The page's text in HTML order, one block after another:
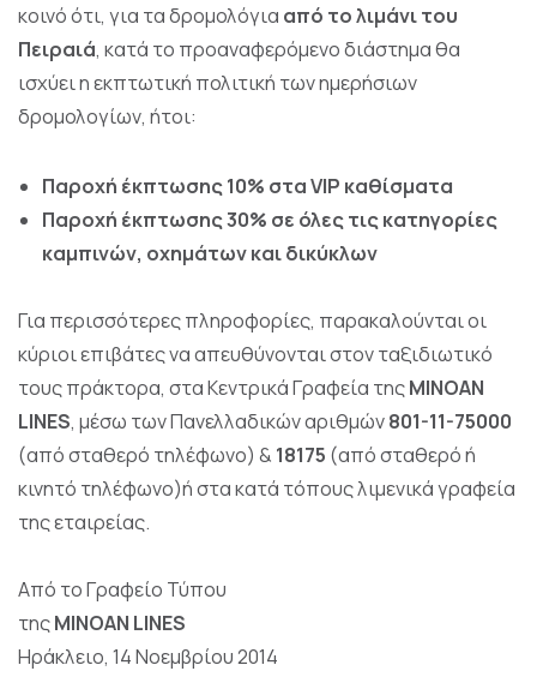
κοινό ότι, για τα δρομολόγια από το λιμάνι του
Πειραιά, κατά το προαναφερόμενο διάστημα θα
ισχύει η εκπτωτική πολιτική των ημερήσιων
δρομολογίων, ήτοι:
Παροχή έκπτωσης 10% στα VIP καθίσματα
Παροχή έκπτωσης 30% σε όλες τις κατηγορίες
καμπινών, οχημάτων και δικύκλων
Για περισσότερες πληροφορίες, παρακαλούνται οι
κύριοι επιβάτες να απευθύνονται στον ταξιδιωτικό
τους πράκτορα, στα Κεντρικά Γραφεία τηςMINOAN
LINES, μέσω των Πανελλαδικών αριθμών801-11-75000
(από σταθερό τηλέφωνο) & 18175 (από σταθερό ή
κινητό τηλέφωνο)ή στα κατά τόπους λιμενικά γραφεία
της εταιρείας.
Από το Γραφείο Τύπου
τηςMINOAN LINES
Ηράκλειο, 14 Νοεμβρίου 2014